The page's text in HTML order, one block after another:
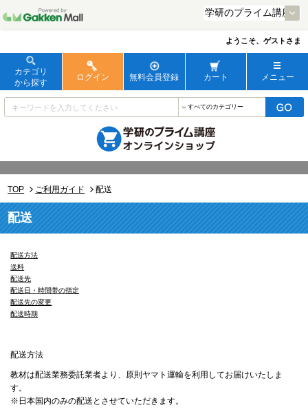
ようこそ、ゲストさま
カテゴリ
から探す
ログイン 無料会員登録 カート メニュー
TOP ご利用ガイド 配送
配送
配送方法
送料
配送先
配送日・時間帯の指定
配送先の変更
配送時期
配送方法
教材は配送業務委託業者より、原則ヤマト運輸を利用してお届けいたしま
す。
※日本国内のみの配送とさせていただきます。